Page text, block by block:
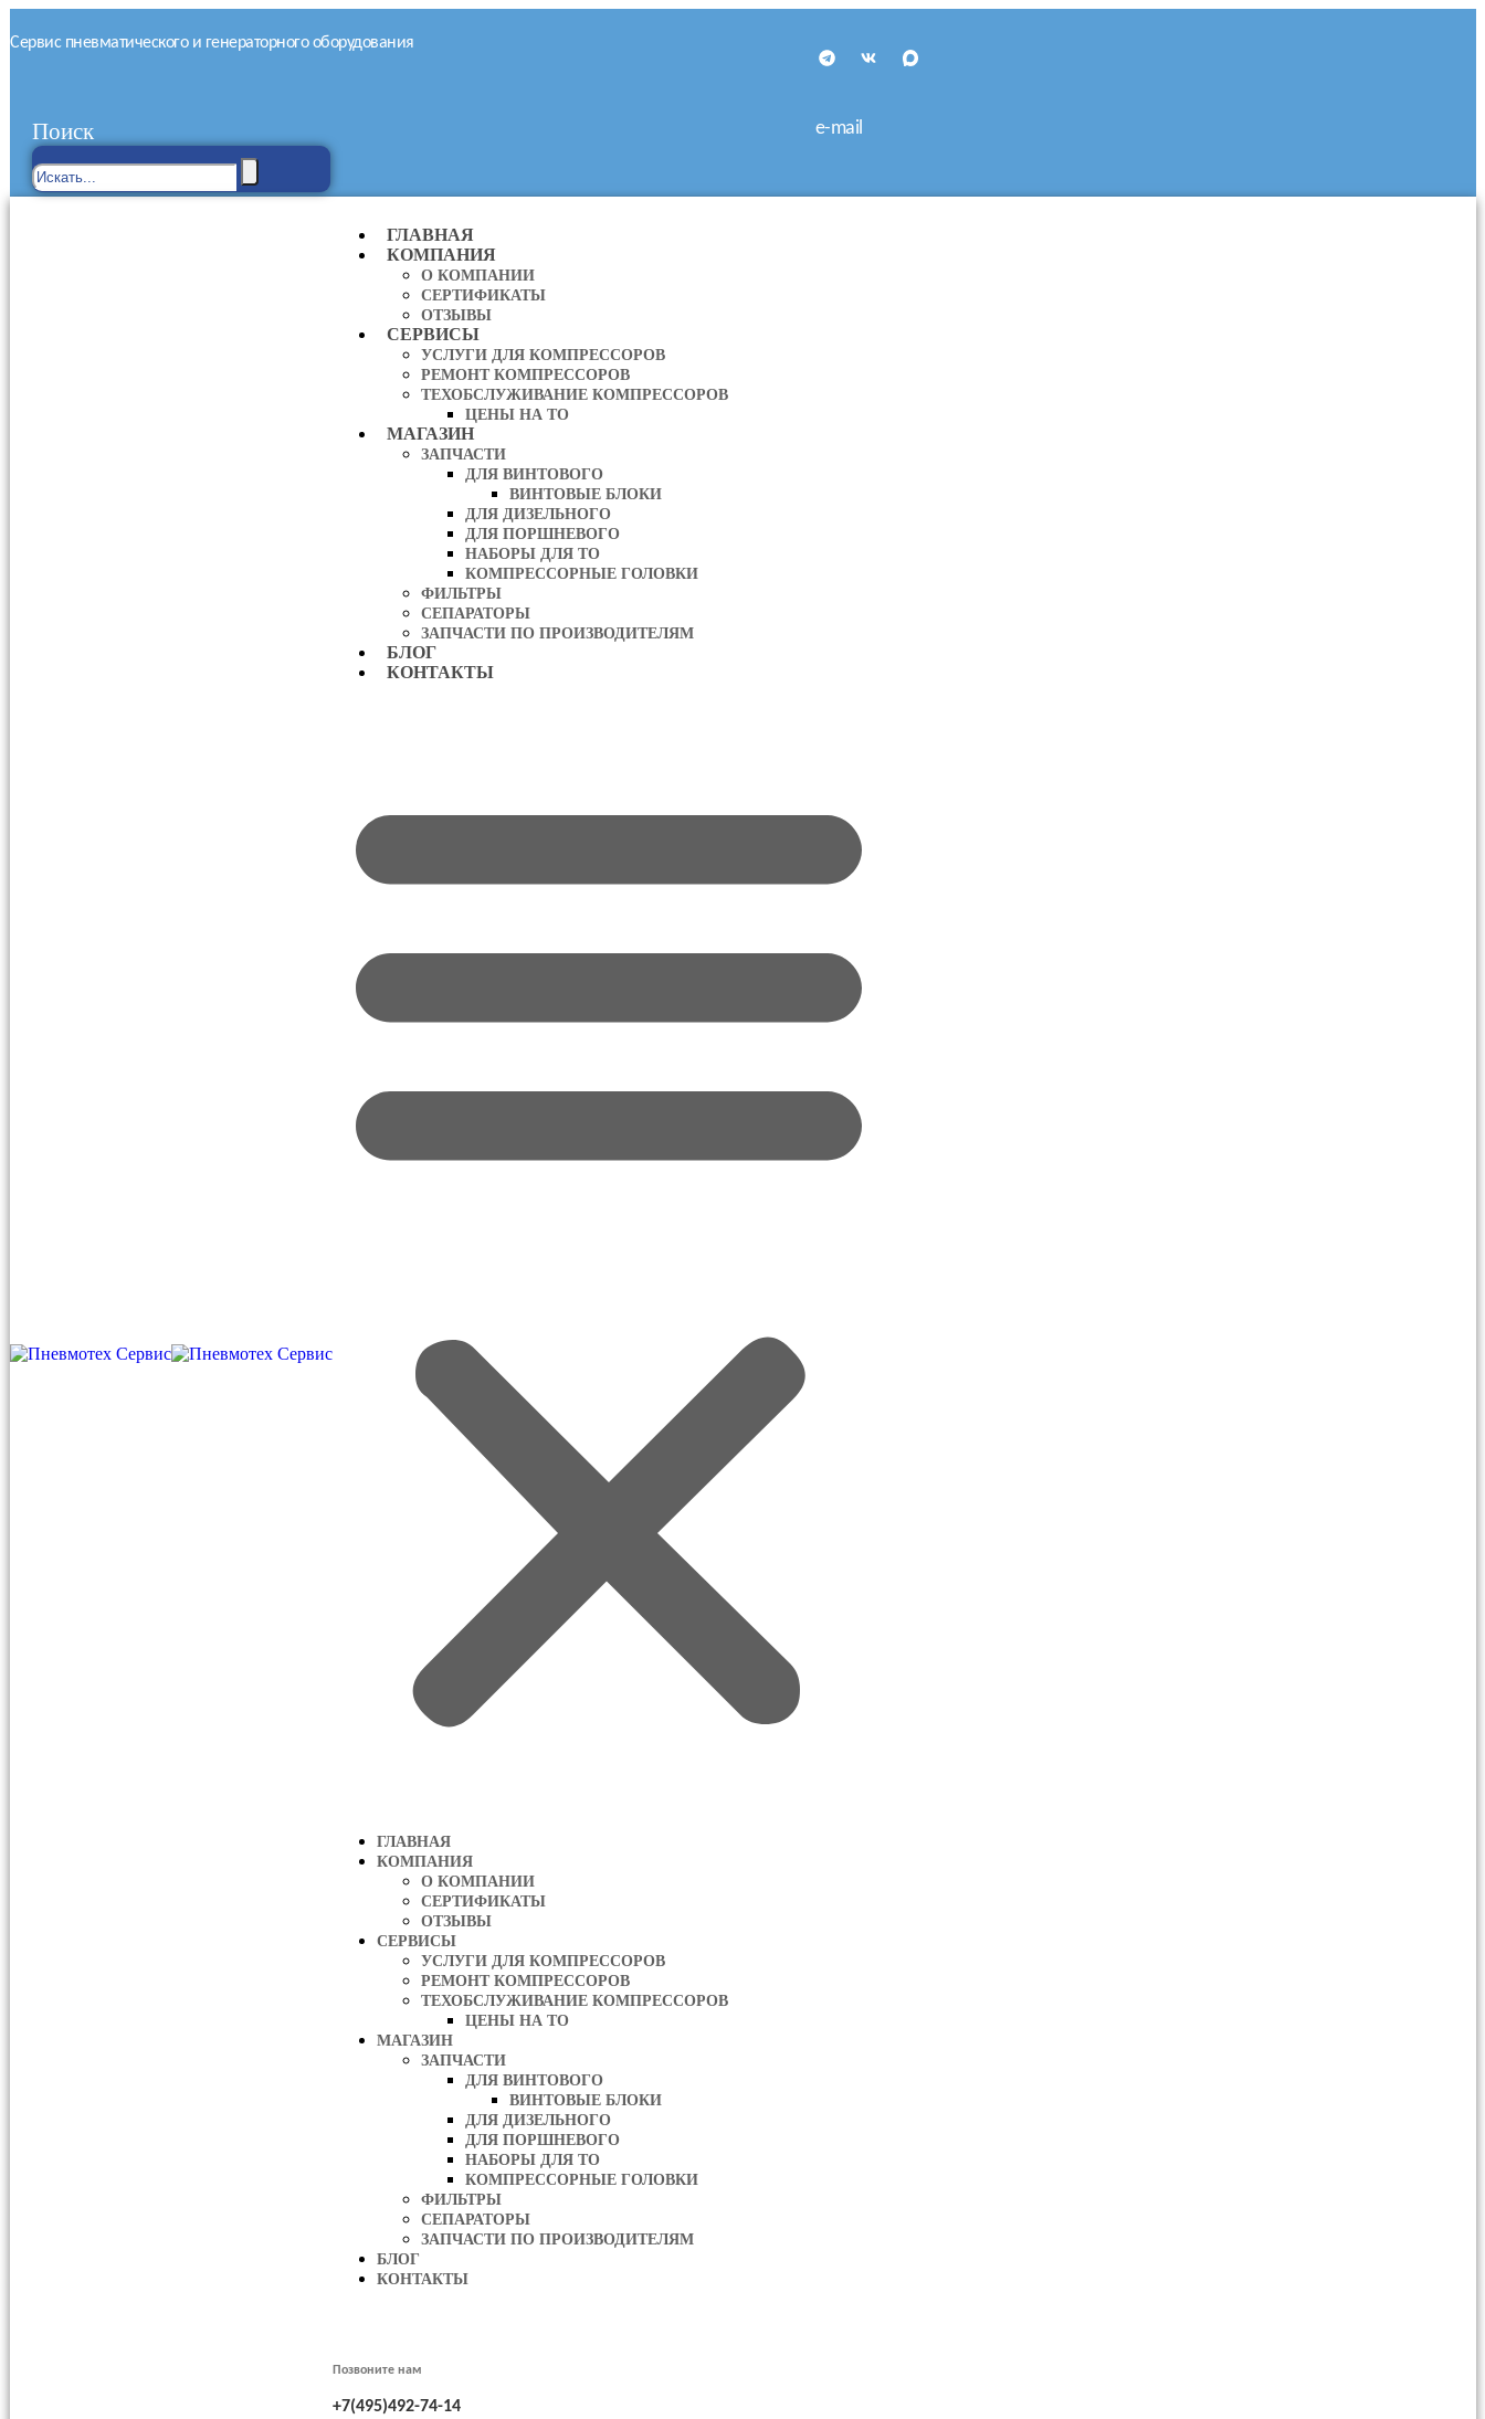
Сервис пневматического и генераторного оборудования
Поиск e-mail
ГЛАВНАЯ
КОМПАНИЯ
О КОМПАНИИ
СЕРТИФИКАТЫ
ОТЗЫВЫ
СЕРВИСЫ
УСЛУГИ ДЛЯ КОМПРЕССОРОВ
РЕМОНТ КОМПРЕССОРОВ
ТЕХОБСЛУЖИВАНИЕ КОМПРЕССОРОВ
ЦЕНЫ НА ТО
МАГАЗИН
ЗАПЧАСТИ
ДЛЯ ВИНТОВОГО
ВИНТОВЫЕ БЛОКИ
ДЛЯ ДИЗЕЛЬНОГО
ДЛЯ ПОРШНЕВОГО
НАБОРЫ ДЛЯ ТО
КОМПРЕССОРНЫЕ ГОЛОВКИ
ФИЛЬТРЫ
СЕПАРАТОРЫ
ЗАПЧАСТИ ПО ПРОИЗВОДИТЕЛЯМ
БЛОГ
КОНТАКТЫ
ГЛАВНАЯ
КОМПАНИЯ
О КОМПАНИИ
СЕРТИФИКАТЫ
ОТЗЫВЫ
СЕРВИСЫ
УСЛУГИ ДЛЯ КОМПРЕССОРОВ
РЕМОНТ КОМПРЕССОРОВ
ТЕХОБСЛУЖИВАНИЕ КОМПРЕССОРОВ
ЦЕНЫ НА ТО
МАГАЗИН
ЗАПЧАСТИ
ДЛЯ ВИНТОВОГО
ВИНТОВЫЕ БЛОКИ
ДЛЯ ДИЗЕЛЬНОГО
ДЛЯ ПОРШНЕВОГО
НАБОРЫ ДЛЯ ТО
КОМПРЕССОРНЫЕ ГОЛОВКИ
ФИЛЬТРЫ
СЕПАРАТОРЫ
ЗАПЧАСТИ ПО ПРОИЗВОДИТЕЛЯМ
БЛОГ
КОНТАКТЫ
Позвоните нам
+7(495)492-74-14